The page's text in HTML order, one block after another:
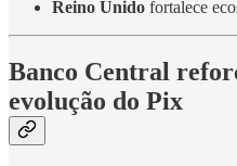
Reino Unido fortalece
Banco Central
evolução do Pix